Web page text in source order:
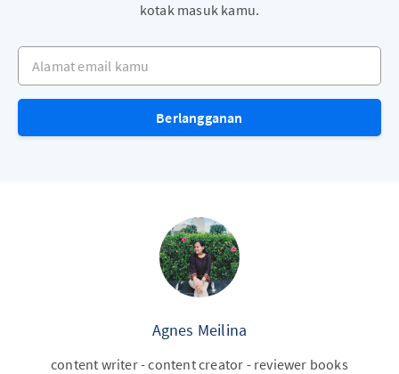
kotak masuk kamu.
Alamat email kamu
Berlangganan
Agnes Meilina
content writer - content creator - reviewer books